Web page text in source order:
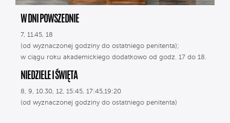
W DNI POWSZEDNIE
7, 11.45, 18
(od wyznaczonej godziny do ostatniego penitenta);
w ciągu roku akademickiego dodatkowo od godz. 17 do 18.
NIEDZIELE I ŚWIĘTA
8, 9, 10.30, 12, 15:45, 17:45,19:20
(od wyznaczonej godziny do ostatniego penitenta)